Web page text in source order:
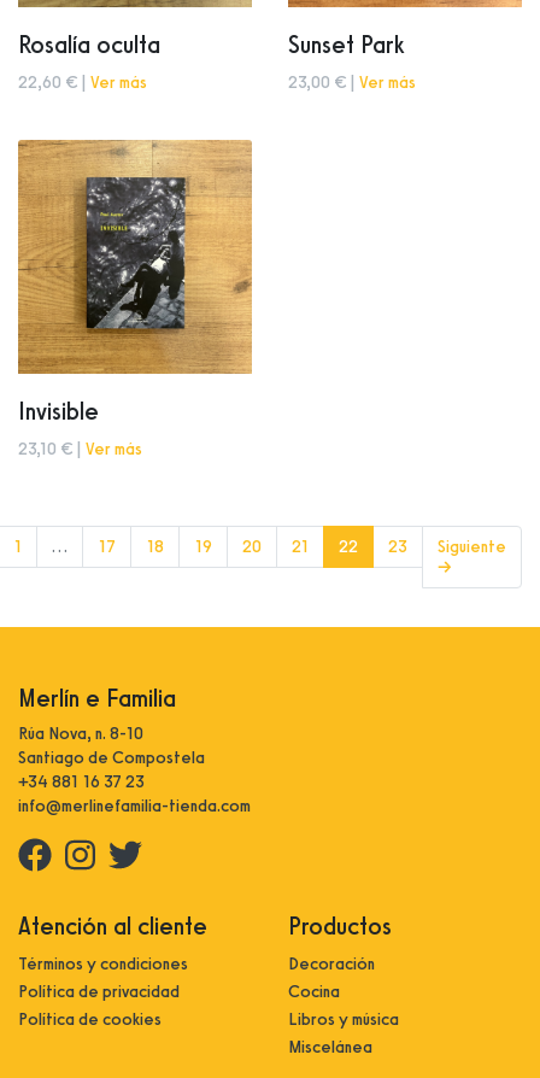
Rosalía oculta
22,60 € | Ver más
Sunset Park
23,00 € | Ver más
Invisible
23,10 € | Ver más
1 … 17 18 19 20 21 22 (current)
23
Siguiente
→
Merlín e Familia
Rúa Nova, n. 8-10
Santiago de Compostela
+34 881 16 37 23
info@merlinefamilia-tienda.com
Atención al cliente
Términos y condiciones
Política de privacidad
Política de cookies
Productos
Decoración
Cocina
Libros y música
Miscelánea